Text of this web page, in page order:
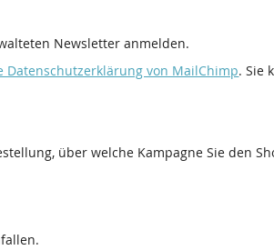
Newsletter anmelden.
Datenschutzerklärung von MailChimp. Sie
über welche Kampagne Sie den